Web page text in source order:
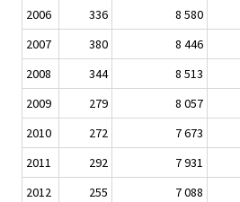
2006
336 8 580
2007
380 8 446
2008
344 8 513
2009
279 8 057
2010
272 7 673
2011
292 7 931
2012
255 7 088